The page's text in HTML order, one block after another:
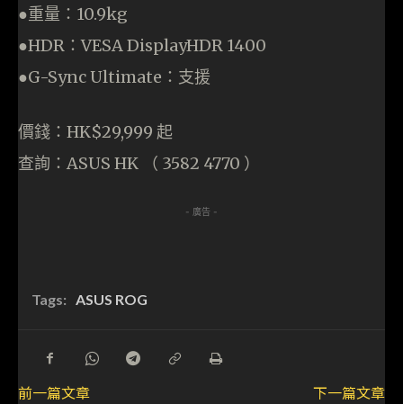
●重量：10.9kg
●HDR：VESA DisplayHDR 1400
●G-Sync Ultimate：支援
價錢：HK$29,999 起
查詢：ASUS HK （ 3582 4770 ）
- 廣告 -
Tags: ASUS ROG
前一篇文章
下一篇文章